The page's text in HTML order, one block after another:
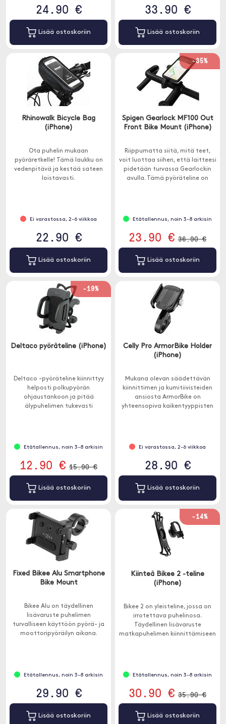
24.90 €
Lisää ostoskoriin
33.90 €
Lisää ostoskoriin
Rhinowalk Bicycle Bag
(iPhone)
Ota puhelin mukaan
pyöräretkelle! Tämä laukku on
vedenpitävä ja kestää sateen
loistavasti.
Ei varastossa, 2-6 viikkoa
22.90 €
Lisää ostoskoriin
-35%
Spigen Gearlock MF100 Out
Front Bike Mount (iPhone)
Riippumatta siitä, mitä teet,
voit luottaa siihen, että laitteesi
pidetään turvassa Gearlockin
avulla. Tämä pyöräteline on
Etätallennus, noin 3-8 arkisin
23.90 € 36.90 €
Lisää ostoskoriin
-19%
Deltaco pyöräteline (iPhone)
Deltaco -pyöräteline kiinnittyy
helposti polkupyörän
ohjaustankoon ja pitää
älypuhelimen tukevasti
Etätallennus, noin 3-8 arkisin
12.90 € 15.90 €
Lisää ostoskoriin
Celly Pro ArmorBike Holder
(iPhone)
Mukana olevan säädettävän
kiinnittimen ja kumitiivisteiden
ansiosta ArmorBike on
yhteensopiva kaikentyyppisten
Ei varastossa, 2-6 viikkoa
28.90 €
Lisää ostoskoriin
Fixed Bikee Alu Smartphone
Bike Mount
Bikee Alu on täydellinen
lisävaruste puhelimen
turvalliseen käyttöön pyörä- ja
moottoripyöräilyn aikana.
Etätallennus, noin 3-8 arkisin
29.90 €
Lisää ostoskoriin
-14%
Kiinteä Bikee 2 -teline
(iPhone)
Bikee 2 on yleisteline, jossa on
irrotettava puhelinosa.
Täydellinen lisävaruste
matkapuhelimen kiinnittämiseen
Etätallennus, noin 3-8 arkisin
30.90 € 35.90 €
Lisää ostoskoriin